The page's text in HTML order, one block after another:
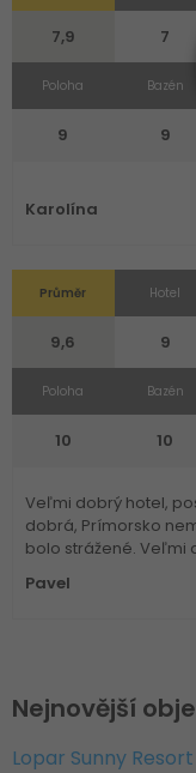
7,9 7
Poloha
9
Bazén
9
Karolína
Průměr
9,6
Hotel
9
Poloha
10
Bazén
10
Veľmi dobrý hotel,
dobrá, Prímorsko
bolo strážené. Veľmi
Pavel
Nejnovější
Lopar Sunny Resort